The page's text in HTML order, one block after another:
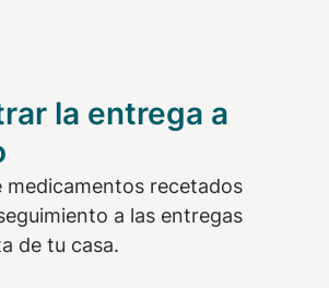
la entrega a
medicamentos recetados
a las entregas
de tu casa.